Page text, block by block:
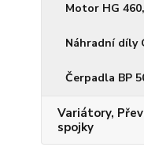
Motor HG
Náhradní díly
Čerpadla BP
Variátory,
spojky